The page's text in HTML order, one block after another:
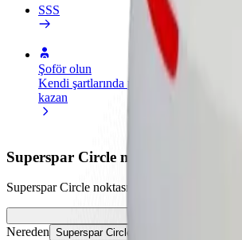
SSS
Şoför olun
Kendi şartlarında para
kazan
Kurye olun
Yemek
Superspar Circle noktasından
Superspar Circle noktasından SMJ Bypass
Nereden Superspar Circle